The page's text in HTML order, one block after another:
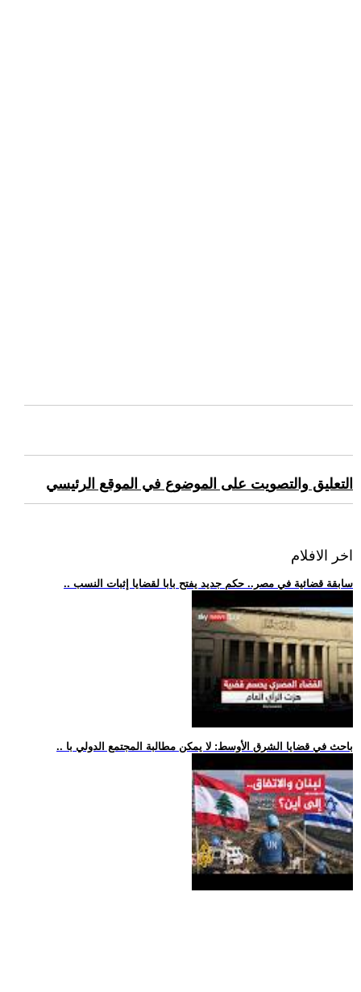
التعليق والتصويت على الموضوع في الموقع الرئيسي
اخر الافلام
.. سابقة قضائية في مصر.. حكم جديد يفتح بابا لقضايا إثبات النسب
.. باحث في قضايا الشرق الأوسط: لا يمكن مطالبة المجتمع الدولي با